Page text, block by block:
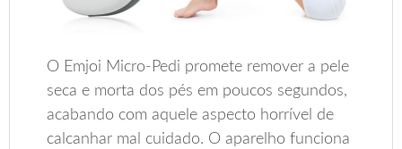
O Emjoi Micro-Pedi promete remover a pele
seca e morta dos pés em poucos segundos,
acabando com aquele aspecto horrível de
calcanhar mal cuidado. O aparelho funciona